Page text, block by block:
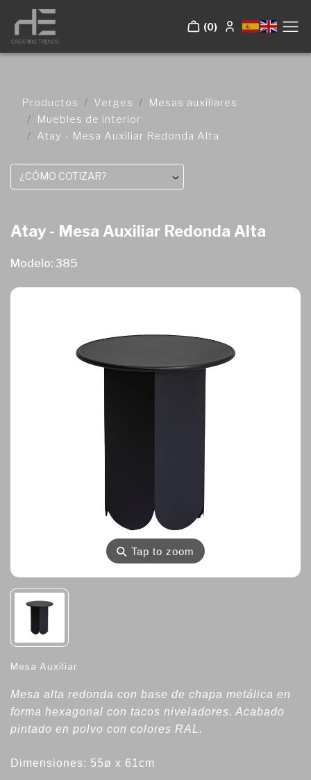
(0)
Productos Verges
Mesas auxiliares
Muebles de interior
Atay - Mesa Auxiliar Redonda Alta
¿CÓMO COTIZAR?
Atay - Mesa Auxiliar Redonda Alta
Modelo: 385
⚲Tap to zoom
Mesa Auxiliar
Mesa alta redonda con base de chapa metálica en
forma hexagonal con tacos niveladores. Acabado
pintado en polvo con colores RAL.
Dimensiones: 55ø x 61cm